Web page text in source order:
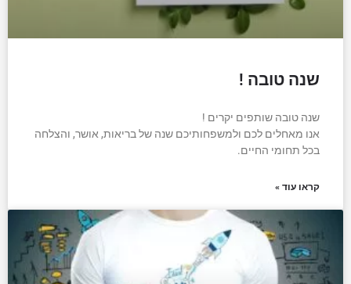
שנה טובה !
שנה טובה שותפים יקרים !
אנו מאחלים לכם ולמשפחותיכם שנה של בריאות, אושר, והצלחה
בכל תחומי החיים.
קראו עוד »